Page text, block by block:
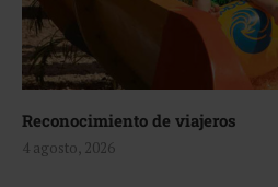
Reconocimiento de viajeros
4 agosto, 2026